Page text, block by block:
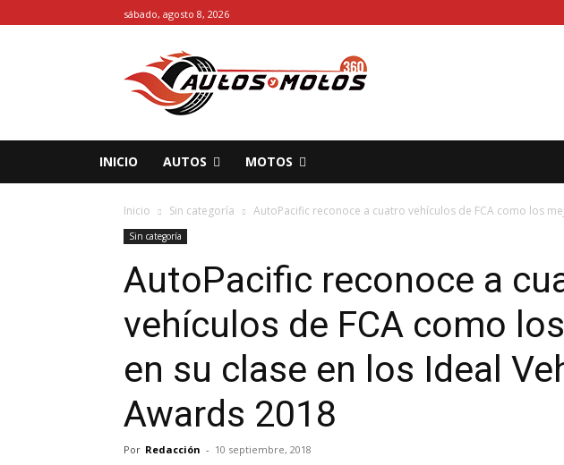
sábado, agosto 8, 2026
INICIO AUTOS MOTOS
Inicio Sin categoría AutoPacific reconoce a cuatro vehículos de FCA como los
Sin categoría
AutoPacific reconoce a
vehículos de FCA como
en su clase en los Ideal
Awards 2018
Por Redacción - 10 septiembre, 2018